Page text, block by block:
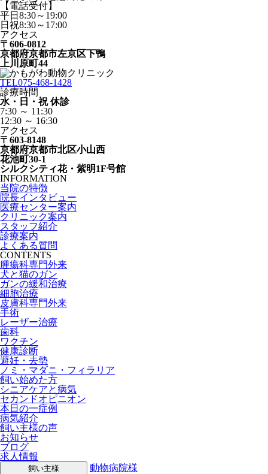
【電話受付】
平日8:30～19:00
日祝8:30～17:00
アクセス
〒606-0812
京都府京都市左京区下鴨
上川原町44
TEL075-468-1428
診療時間
水・日・祝 休診
7:30 ～ 11:30
12:30 ～ 16:30
アクセス
〒603-8148
京都府京都市北区小山西
花池町30-1
シルクシティ花・紫明1F号館
INFORMATION
当院の特徴
院長インタビュー
医療センター案内
クリニック案内
スタッフ紹介
診療案内
よくある質問
CONTENTS
腫瘍科専門外来
犬と猫のガン
ガンの緩和治療
細胞治療
皮膚科専門外来
手術
レーザー治療
歯科
ワクチン
健康診断
避妊・去勢
ノミ・マダニ・フィラリア
飼い始めた方
シニアケアと病気
セカンドオピニオン
本日の一症例
病気紹介
飼い主様の声
お知らせ
ブログ
求人情報
飼い主様
動物病院様